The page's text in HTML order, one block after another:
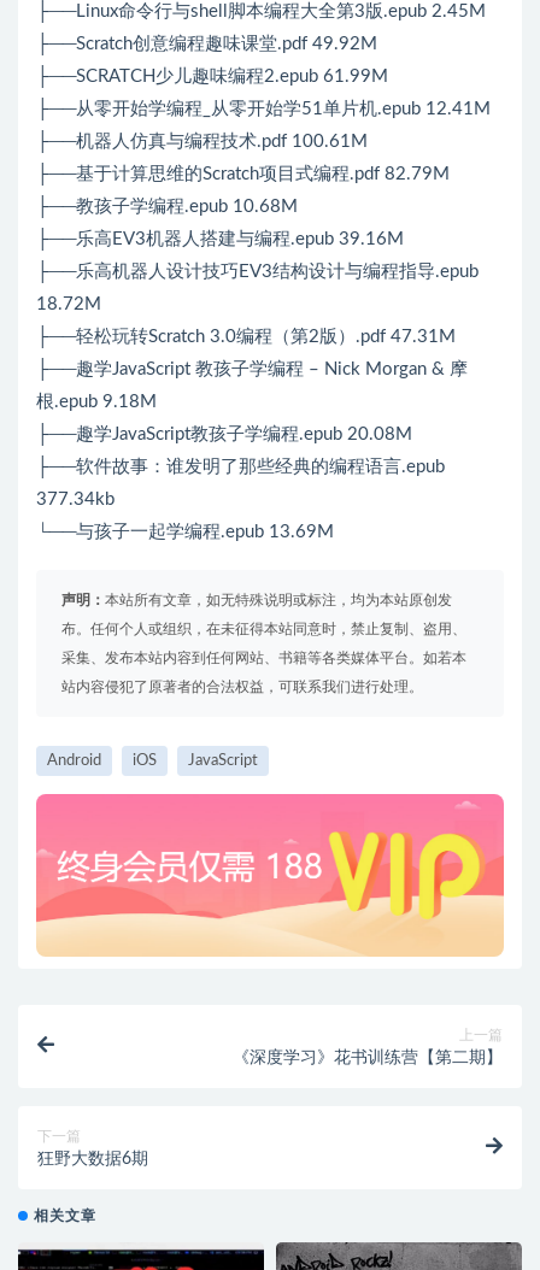
├──Linux命令行与shell脚本编程大全第3版.epub 2.45M
├──Scratch创意编程趣味课堂.pdf 49.92M
├──SCRATCH少儿趣味编程2.epub 61.99M
├──从零开始学编程_从零开始学51单片机.epub 12.41M
├──机器人仿真与编程技术.pdf 100.61M
├──基于计算思维的Scratch项目式编程.pdf 82.79M
├──教孩子学编程.epub 10.68M
├──乐高EV3机器人搭建与编程.epub 39.16M
├──乐高机器人设计技巧EV3结构设计与编程指导.epub
18.72M
├──轻松玩转Scratch 3.0编程（第2版）.pdf 47.31M
├──趣学JavaScript 教孩子学编程 – Nick Morgan & 摩
根.epub 9.18M
├──趣学JavaScript教孩子学编程.epub 20.08M
├──软件故事：谁发明了那些经典的编程语言.epub
377.34kb
└──与孩子一起学编程.epub 13.69M
声明： 本站所有文章，如无特殊说明或标注，均为本站原创发
布。任何个人或组织，在未征得本站同意时，禁止复制、盗用、
采集、发布本站内容到任何网站、书籍等各类媒体平台。如若本
站内容侵犯了原著者的合法权益，可联系我们进行处理。
Android iOS JavaScript
上一篇
《深度学习》花书训练营【第二期】
下一篇
狂野大数据6期
相关文章